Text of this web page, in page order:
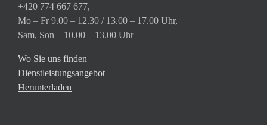
+420 774 667 677,
Mo – Fr 9.00 – 12.30 / 13.00 – 17.00 Uhr,
Sam, Son – 10.00 – 13.00 Uhr
Wo Sie uns finden
Dienstleistungsangebot
Herunterladen